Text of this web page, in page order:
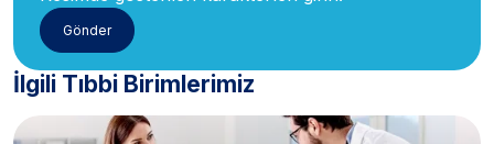
İlgili Tıbbi Birimlerimiz